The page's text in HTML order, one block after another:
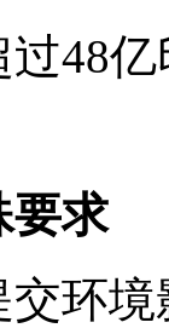
亿
求
环境